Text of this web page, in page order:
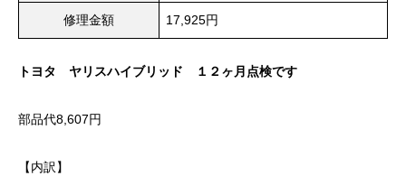
修理金額 17,925円
トヨタ ヤリスハイブリッド １２ヶ月点検です
部品代8,607円
【内訳】